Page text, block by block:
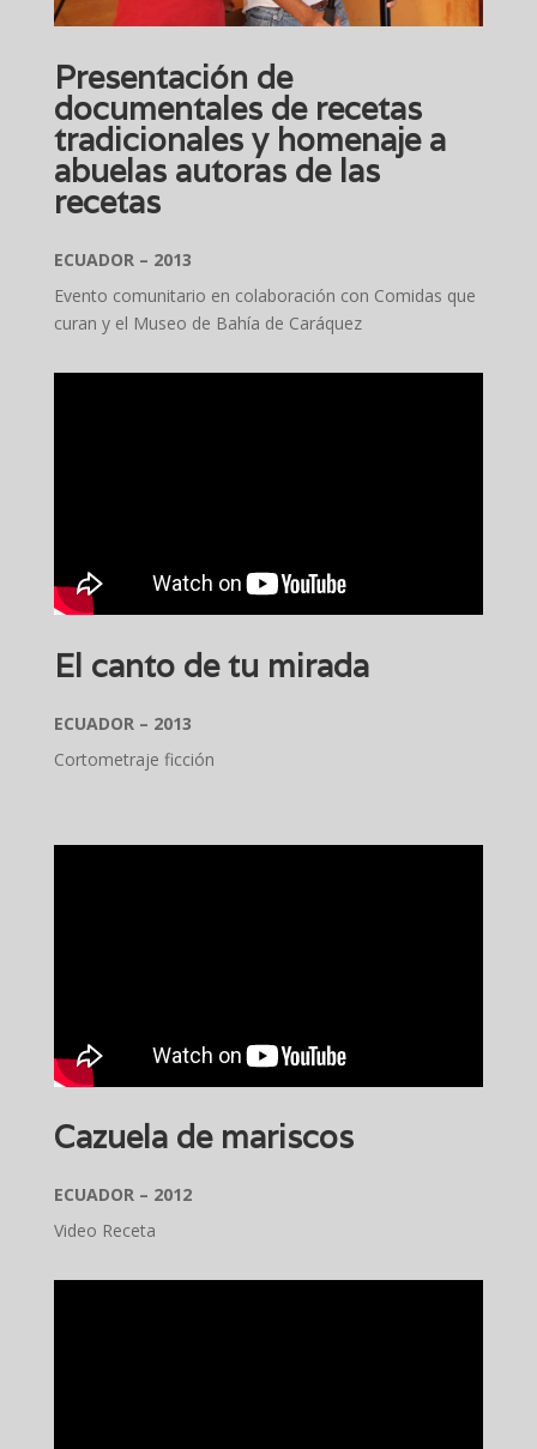
Presentación de
documentales de recetas
tradicionales y homenaje a
abuelas autoras de las
recetas
ECUADOR – 2013
Evento comunitario en colaboración con Comidas que
curan y el Museo de Bahía de Caráquez
El canto de tu mirada
ECUADOR – 2013
Cortometraje ficción
Cazuela de mariscos
ECUADOR – 2012
Video Receta